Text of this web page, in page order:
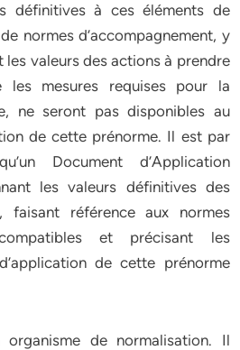
définitives à ces éléments de
normes d’accompagnement, y
valeurs des actions à prendre
mesures requises pour la
ne seront pas disponibles au
de cette prénorme. Il est par
Document d’Application
les valeurs définitives des
faisant référence aux normes
compatibles et précisant les
de cette prénorme
de normalisation. Il